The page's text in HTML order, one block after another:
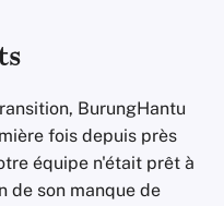
BurungHantu
fois depuis près
équipe n'était prêt à
de son manque de